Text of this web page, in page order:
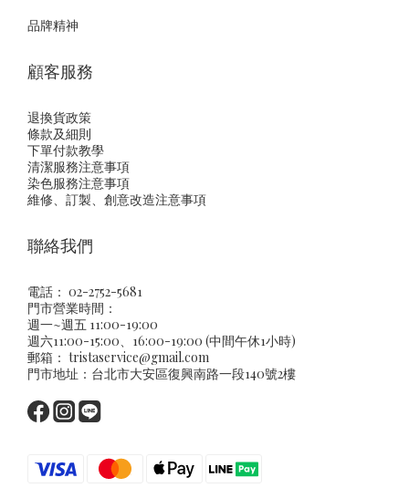
品牌精神
顧客服務
退換貨政策
條款及細則
下單付款教學
清潔服務注意事項
染色服務注意事項
維修、訂製、創意改造注意事項
聯絡我們
電話： 02-2752-5681
門市營業時間：
週一~週五 11:00-19:00
週六11:00-15:00、16:00-19:00 (中間午休1小時)
郵箱： tristaservice@gmail.com
門市地址：台北市大安區復興南路一段140號2樓